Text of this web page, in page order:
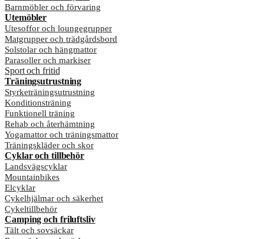
Barnmöbler och förvaring
Utemöbler
Utesoffor och loungegrupper
Matgrupper och trädgårdsbord
Solstolar och hängmattor
Parasoller och markiser
Sport och fritid
Träningsutrustning
Styrketräningsutrustning
Konditionsträning
Funktionell träning
Rehab och återhämtning
Yogamattor och träningsmattor
Träningskläder och skor
Cyklar och tillbehör
Landsvägscyklar
Mountainbikes
Elcyklar
Cykelhjälmar och säkerhet
Cykeltillbehör
Camping och friluftsliv
Tält och sovsäckar